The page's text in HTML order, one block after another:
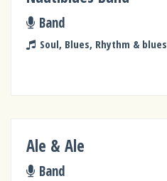
Band
Soul, Blues, Rhythm & blues
Ale & Ale
Band